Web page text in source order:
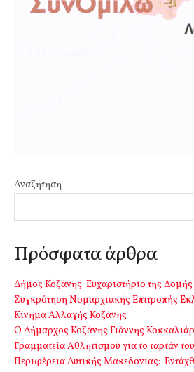
Αναζήτηση
Πρόσφατα άρθρα
Δήμος Κοζάνης: Ευχαριστήριο της Δομής
Συγκρότηση Νομαρχιακής Επιτροπής
Κίνημα Αλλαγής Κοζάνης
Ο Δήμαρχος Κοζάνης Γιάννης
Γραμματεία Αθλητισμού για το ταρτάν
Περιφέρεια Δυτικής Μακεδονίας: